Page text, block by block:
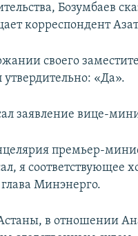
Бозумбаев
корреспондент
своего
«Да».
заявление вице-
премьер-
я соответствующее
Минэнерго.
в отношении